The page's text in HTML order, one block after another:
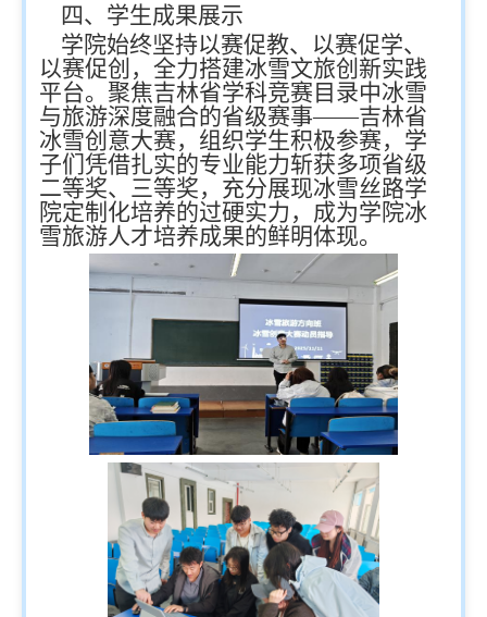
四、学生成果展示
学院始终坚持以赛促教、以赛促学、
以赛促创，全力搭建冰雪文旅创新实践
平台。聚焦吉林省学科竞赛目录中冰雪
与旅游深度融合的省级赛事——吉林省
冰雪创意大赛，组织学生积极参赛，学
子们凭借扎实的专业能力斩获多项省级
二等奖、三等奖，充分展现冰雪丝路学
院定制化培养的过硬实力，成为学院冰
雪旅游人才培养成果的鲜明体现。